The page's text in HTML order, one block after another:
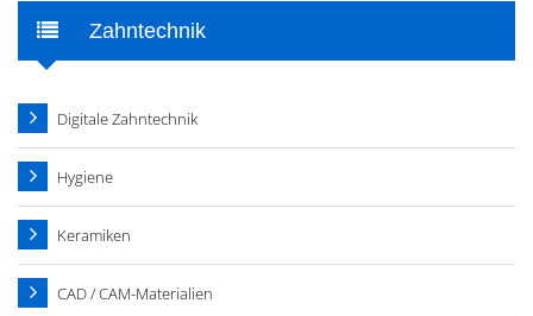
Zahntechnik
Digitale Zahntechnik
Hygiene
Keramiken
CAD / CAM-Materialien